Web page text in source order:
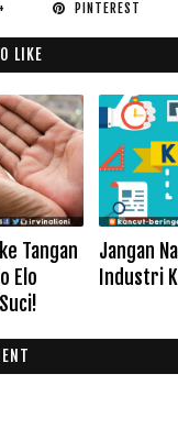
PINTEREST
LIKE
Tangan
Elo
Jangan
Industri